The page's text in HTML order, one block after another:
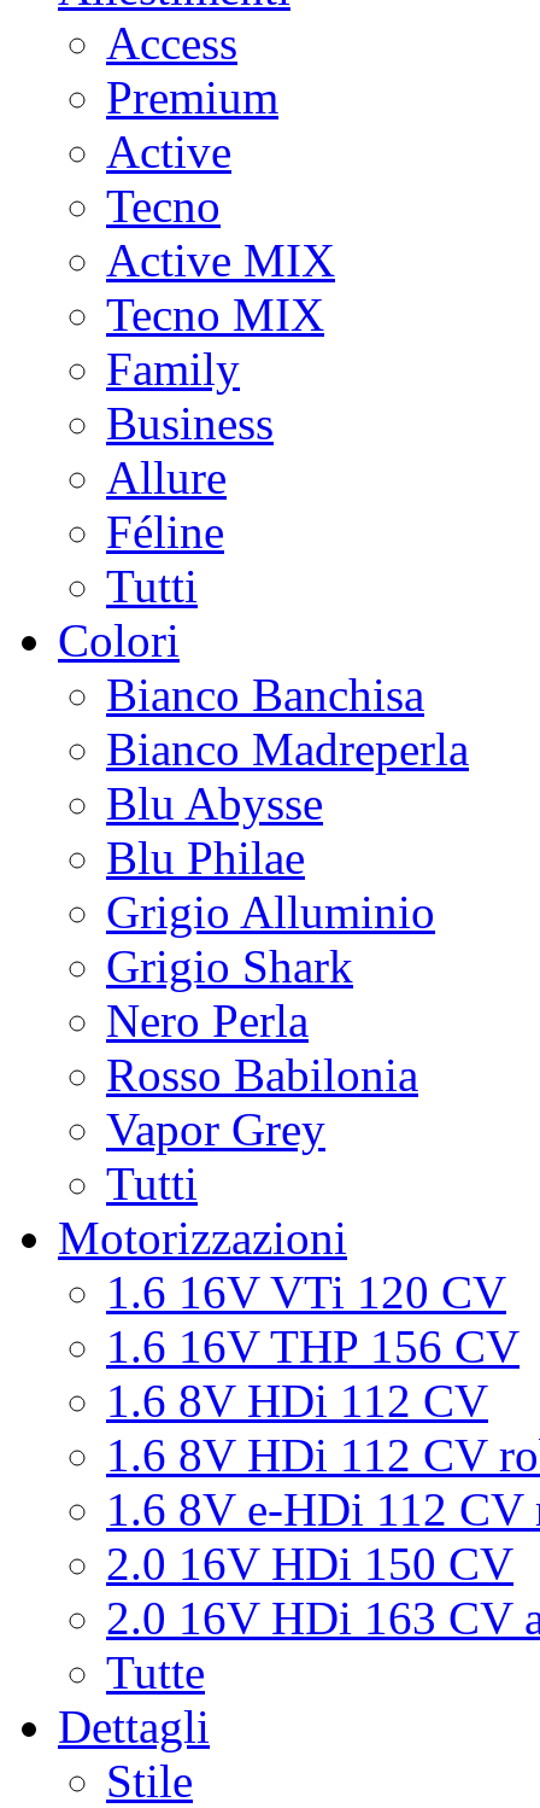
Access
Premium
Active
Tecno
Active MIX
Tecno MIX
Family
Business
Allure
Féline
Tutti
Colori
Bianco Banchisa
Bianco Madreperla
Blu Abysse
Blu Philae
Grigio Alluminio
Grigio Shark
Nero Perla
Rosso Babilonia
Vapor Grey
Tutti
Motorizzazioni
1.6 16V VTi 120 CV
1.6 16V THP 156 CV
1.6 8V HDi 112 CV
1.6 8V HDi 112 CV
1.6 8V e-HDi 112 CV
2.0 16V HDi 150 CV
2.0 16V HDi 163 CV
Tutte
Dettagli
Stile